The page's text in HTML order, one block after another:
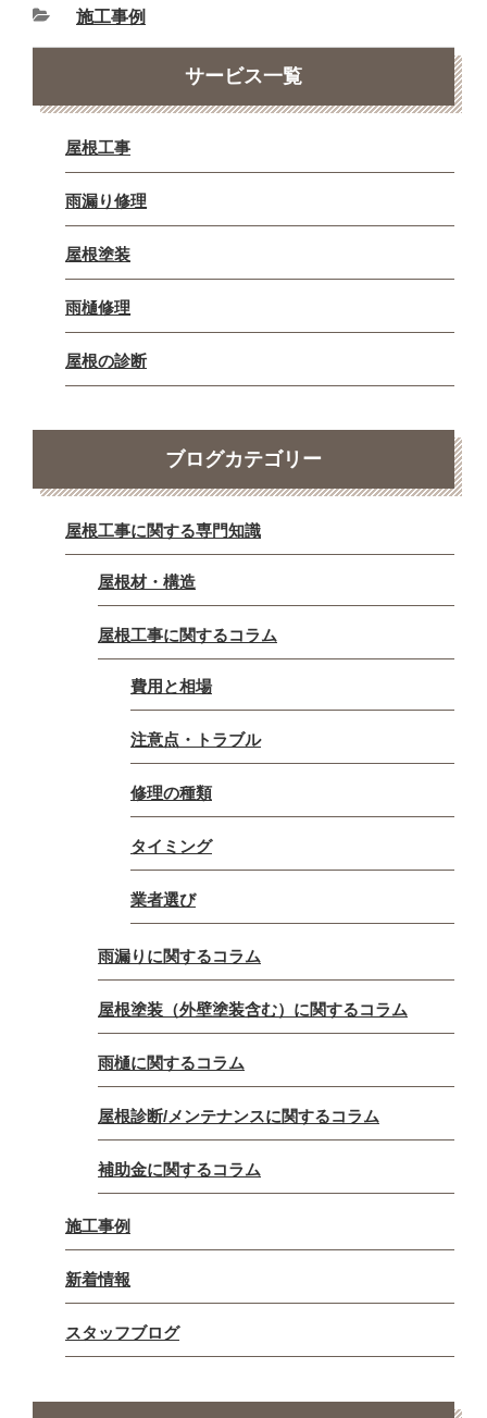
施工事例
サービス一覧
屋根工事
雨漏り修理
屋根塗装
雨樋修理
屋根の診断
ブログカテゴリー
屋根工事に関する専門知識
屋根材・構造
屋根工事に関するコラム
費用と相場
注意点・トラブル
修理の種類
タイミング
業者選び
雨漏りに関するコラム
屋根塗装（外壁塗装含む）に関するコラム
雨樋に関するコラム
屋根診断/メンテナンスに関するコラム
補助金に関するコラム
施工事例
新着情報
スタッフブログ